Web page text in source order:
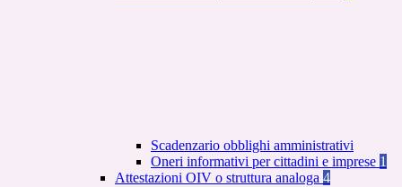
Scadenzario obblighi amministrativi
Oneri informativi per cittadini e imprese 1
Attestazioni OIV o struttura analoga 4